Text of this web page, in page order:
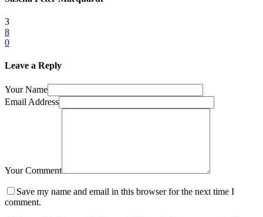
3
8
0
Leave a Reply
Your Name
Email Address
Your Comment
Save my name and email in this browser for the next time I
comment.